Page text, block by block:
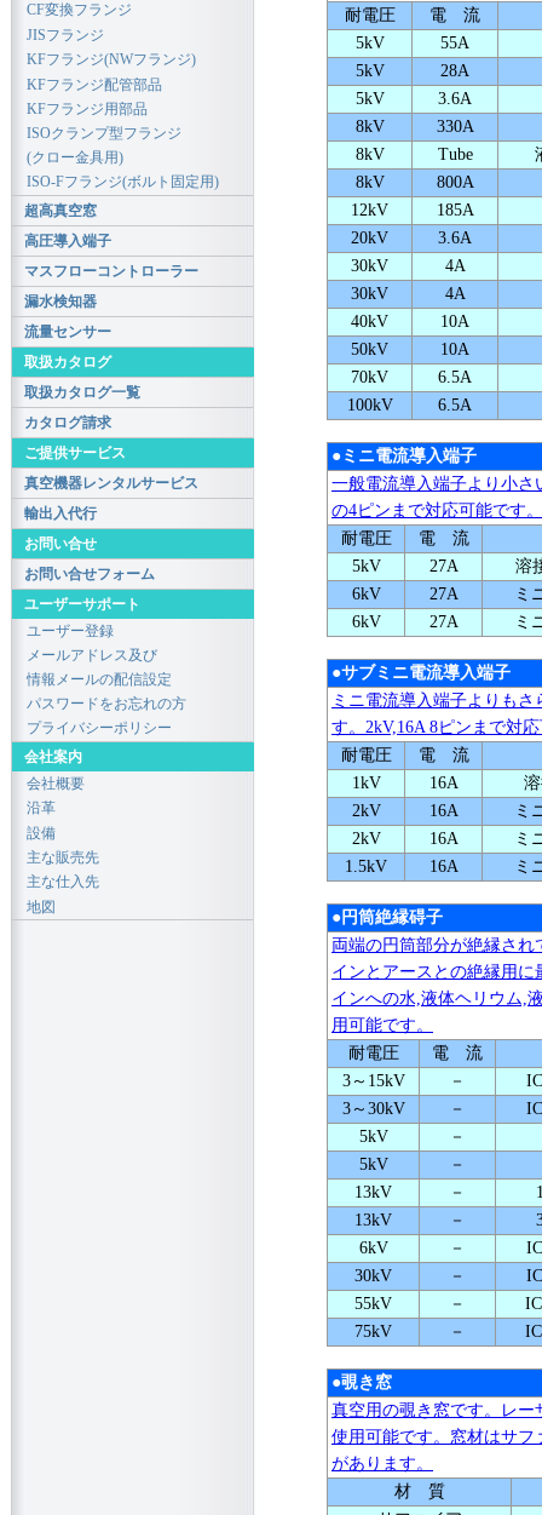
耐電圧
電 流
5kV
55A
5kV
28A
5kV
3.6A
8kV
330A
8kV
Tube
8kV
800A
12kV
185A
20kV
3.6A
30kV
4A
30kV
4A
40kV
10A
50kV
10A
70kV
6.5A
100kV
6.5A
●ミニ電流導入端子
一般電流導入端子より小さ
の4ピンまで対応可能です。
耐電圧
電 流
5kV
27A
溶
6kV
27A
ミ
6kV
27A ミ
●サブミニ電流導入端子
ミニ電流導入端子よりもさ
す。2kV,16A 8ピンまで対
耐電圧
電 流
1kV
16A
2kV
16A
ミ
2kV
16A
ミ
1.5kV
16A ミ
●円筒絶縁碍子
両端の円筒部分が絶縁され
インとアースとの絶縁用に
インへの水,液体ヘリウム,
用可能です。
耐電圧
電 流
3～15kV
－
3～30kV
－
5kV
－
5kV
－
13kV
－
13kV
－
6kV
－
30kV
－
55kV
－
75kV
－
●覗き窓
真空用の覗き窓です。レー
使用可能です。窓材はサフ
があります。
材 質
CF変換フランジ
JISフランジ
KFフランジ(NWフランジ)
KFフランジ配管部品
KFフランジ用部品
ISOクランプ型フランジ
(クロー金具用)
ISO-Fフランジ(ボルト固定用)
超高真空窓
高圧導入端子
マスフローコントローラー
漏水検知器
流量センサー
取扱カタログ
取扱カタログ一覧
カタログ請求
ご提供サービス
真空機器レンタルサービス
輸出入代行
お問い合せ
お問い合せフォーム
ユーザーサポート
ユーザー登録
メールアドレス及び
情報メールの配信設定
パスワードをお忘れの方
プライバシーポリシー
会社案内
会社概要
沿革
設備
主な販売先
主な仕入先
地図